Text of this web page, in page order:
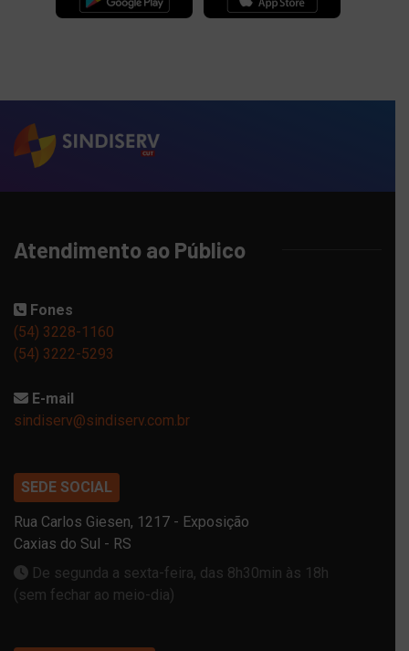
Atendimento ao Público
Fones
(54) 3228-1160
(54) 3222-5293
E-mail
sindiserv@sindiserv.com.br
SEDE SOCIAL
Rua Carlos Giesen, 1217 - Exposição
Caxias do Sul - RS
De segunda a sexta-feira, das 8h30min às 18h
(sem fechar ao meio-dia)